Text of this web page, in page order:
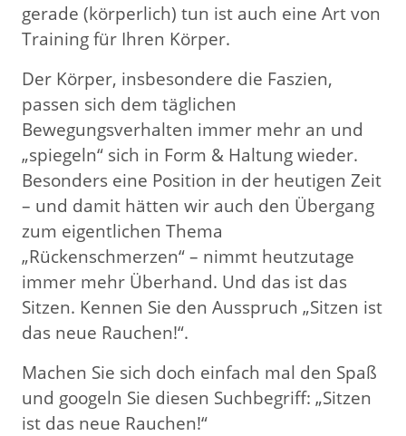
gerade (körperlich) tun ist auch eine Art von
Training für Ihren Körper.
Der Körper, insbesondere die Faszien,
passen sich dem täglichen
Bewegungsverhalten immer mehr an und
„spiegeln“ sich in Form & Haltung wieder.
Besonders eine Position in der heutigen Zeit
– und damit hätten wir auch den Übergang
zum eigentlichen Thema
„Rückenschmerzen“ – nimmt heutzutage
immer mehr Überhand. Und das ist das
Sitzen. Kennen Sie den Ausspruch „Sitzen ist
das neue Rauchen!“.
Machen Sie sich doch einfach mal den Spaß
und googeln Sie diesen Suchbegriff: „Sitzen
ist das neue Rauchen!“